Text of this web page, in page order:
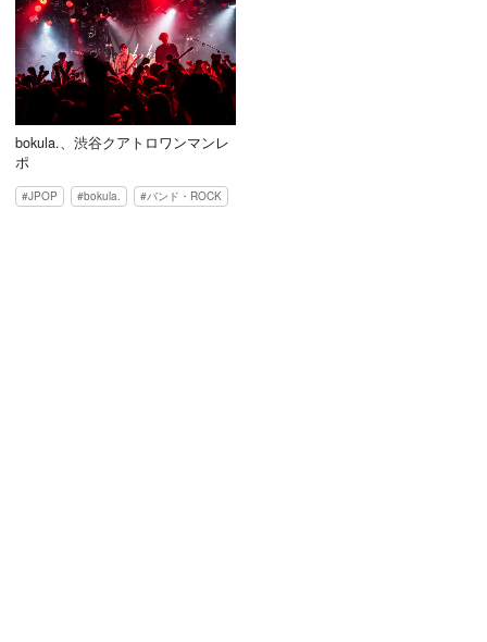
bokula.、渋谷クアトロワンマンレ
ポ
JPOP bokula. バンド・ROCK